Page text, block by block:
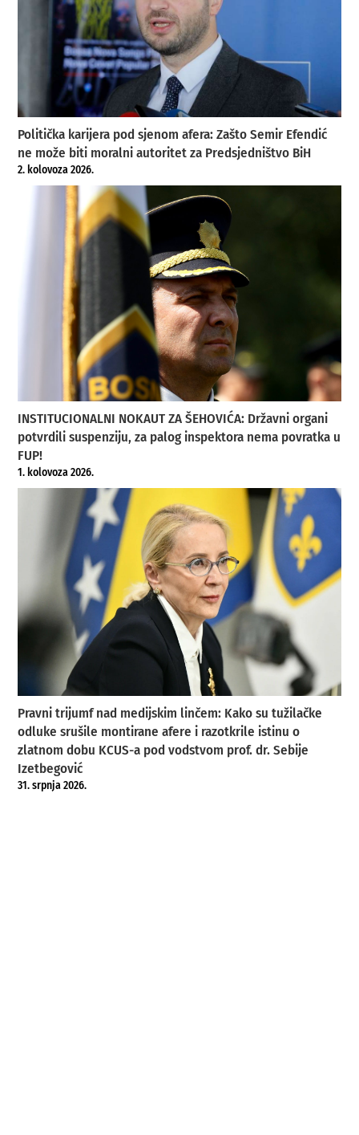
Politička karijera pod sjenom afera: Zašto Semir Efendić
ne može biti moralni autoritet za Predsjedništvo BiH
2. kolovoza 2026.
INSTITUCIONALNI NOKAUT ZA ŠEHOVIĆA: Državni organi
potvrdili suspenziju, za palog inspektora nema povratka u
FUP!
1. kolovoza 2026.
Pravni trijumf nad medijskim linčem: Kako su tužilačke
odluke srušile montirane afere i razotkrile istinu o
zlatnom dobu KCUS-a pod vodstvom prof. dr. Sebije
Izetbegović
31. srpnja 2026.